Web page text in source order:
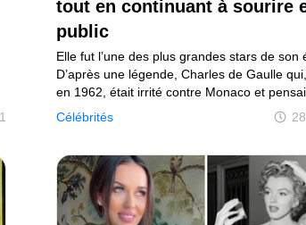
tout en continuant à sourire
public
Célébrités
Elle fut l’une des plus grandes stars de son
D’après une légende, Charles de Gaulle qui,
en 1962, était irrité contre Monaco et
à annexer le célèbre Rocher aurait
renoncé, par peur de rivaliser avec la
à son nom et Hollywood à ses pieds, elle fut
princesse, mère. Le destin incroyable de
Américaine ressemble à un véritable conte
et continue encore aujourd’hui à émouvoir